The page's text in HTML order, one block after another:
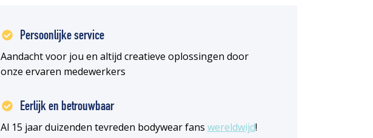
Persoonlijke service
Aandacht voor jou en altijd creatieve oplossingen door
onze ervaren medewerkers
Eerlijk en betrouwbaar
Al 15 jaar duizenden tevreden bodywear fans wereldwijd!